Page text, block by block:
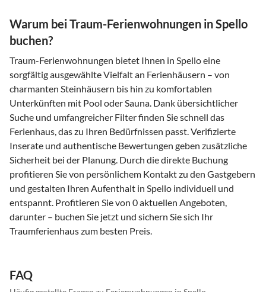
Warum bei Traum-Ferienwohnungen in Spello
buchen?
Traum-Ferienwohnungen bietet Ihnen in Spello eine
sorgfältig ausgewählte Vielfalt an Ferienhäusern – von
charmanten Steinhäusern bis hin zu komfortablen
Unterkünften mit Pool oder Sauna. Dank übersichtlicher
Suche und umfangreicher Filter finden Sie schnell das
Ferienhaus, das zu Ihren Bedürfnissen passt. Verifizierte
Inserate und authentische Bewertungen geben zusätzliche
Sicherheit bei der Planung. Durch die direkte Buchung
profitieren Sie von persönlichem Kontakt zu den Gastgebern
und gestalten Ihren Aufenthalt in Spello individuell und
entspannt. Profitieren Sie von 0 aktuellen Angeboten,
darunter – buchen Sie jetzt und sichern Sie sich Ihr
Traumferienhaus zum besten Preis.
FAQ